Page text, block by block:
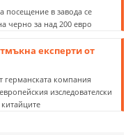
посещение в завода се
черно за над 200 евро
експерти от
германската компания
изследователски